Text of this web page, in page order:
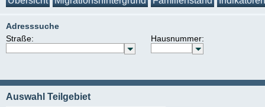
Adresssuche
Straße:
Hausnummer:
Auswahl Teilgebiet